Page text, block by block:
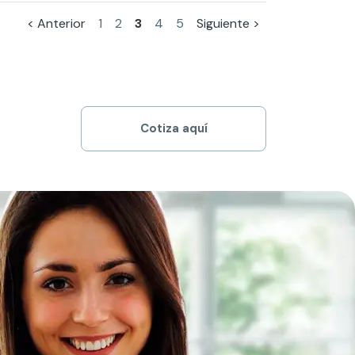
< Anterior 1 2 3 4 5 Siguiente >
Cotiza aquí